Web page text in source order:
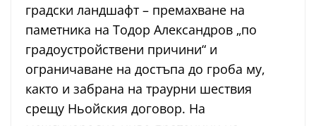
градски ландшафт – премахване на
паметника на Тодор Александров „по
градоустройствени причини“ и
ограничаване на достъпа до гроба му,
както и забрана на траурни шествия
срещу Ньойския договор. На